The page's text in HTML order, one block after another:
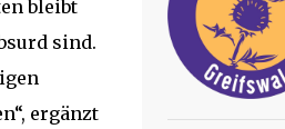
bleibt
sind.
ergänzt